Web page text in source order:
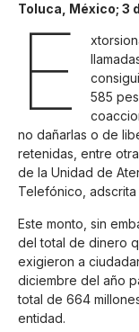
Toluca, México; 3
E
585
no dañarlas o de
retenidas, entre
de la Unidad de
Telefónico,
Este monto, sin
del total de dinero
exigieron a
diciembre del año
total de 664
entidad.